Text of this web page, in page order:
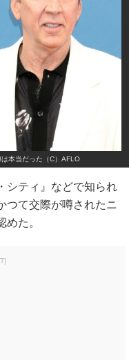
は本当だった（C）AFLO
シティ』などで知られ
つて交際が噂されたニ
た。